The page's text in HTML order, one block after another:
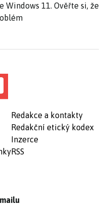
Windows 11. Ověřte si, že
Redakce a kontakty
Redakční etický kodex
Inzerce
RSS